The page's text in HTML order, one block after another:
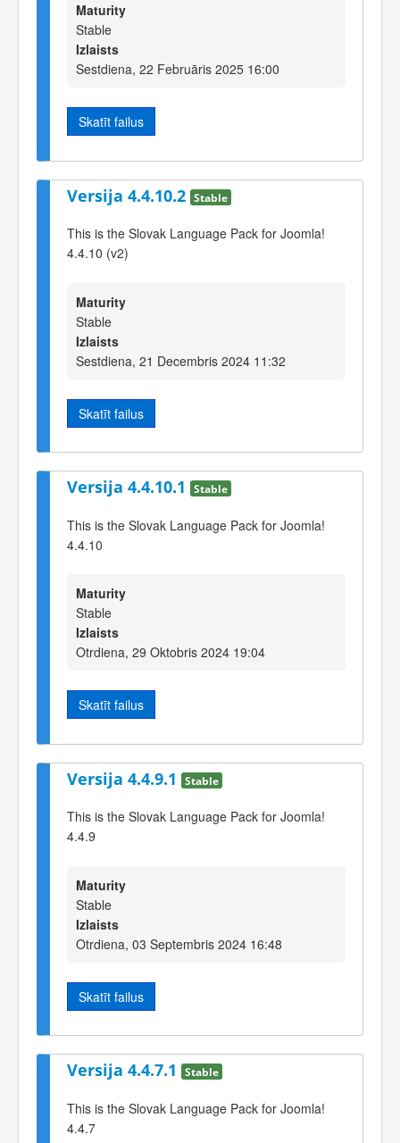
Maturity
Stable
Izlaists
Sestdiena, 22 Februāris 2025 16:00
Skatīt failus
Versija 4.4.10.2 Stable
This is the Slovak Language Pack for Joomla!
4.4.10 (v2)
Maturity
Stable
Izlaists
Sestdiena, 21 Decembris 2024 11:32
Skatīt failus
Versija 4.4.10.1 Stable
This is the Slovak Language Pack for Joomla!
4.4.10
Maturity
Stable
Izlaists
Otrdiena, 29 Oktobris 2024 19:04
Skatīt failus
Versija 4.4.9.1 Stable
This is the Slovak Language Pack for Joomla!
4.4.9
Maturity
Stable
Izlaists
Otrdiena, 03 Septembris 2024 16:48
Skatīt failus
Versija 4.4.7.1 Stable
This is the Slovak Language Pack for Joomla!
4.4.7